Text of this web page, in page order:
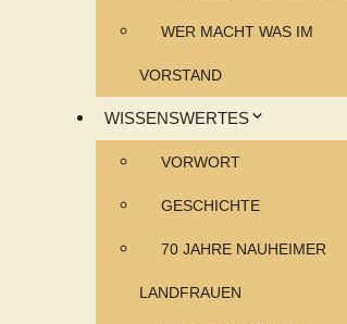
WER MACHT WAS IM
VORSTAND
WISSENSWERTES
VORWORT
GESCHICHTE
70 JAHRE NAUHEIMER
LANDFRAUEN